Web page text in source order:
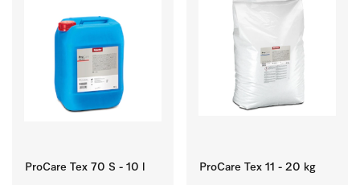
ProCare Tex 70 S - 10 l ProCare Tex 11 - 20 kg